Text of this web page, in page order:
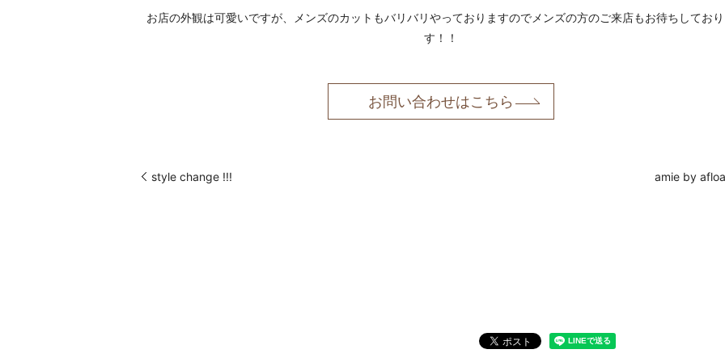
お店の外観は可愛いですが、メンズのカットもバリバリやっておりますのでメンズの方のご来店もお待ちしてお
す！！
お問い合わせはこちら
style change !!! amie by